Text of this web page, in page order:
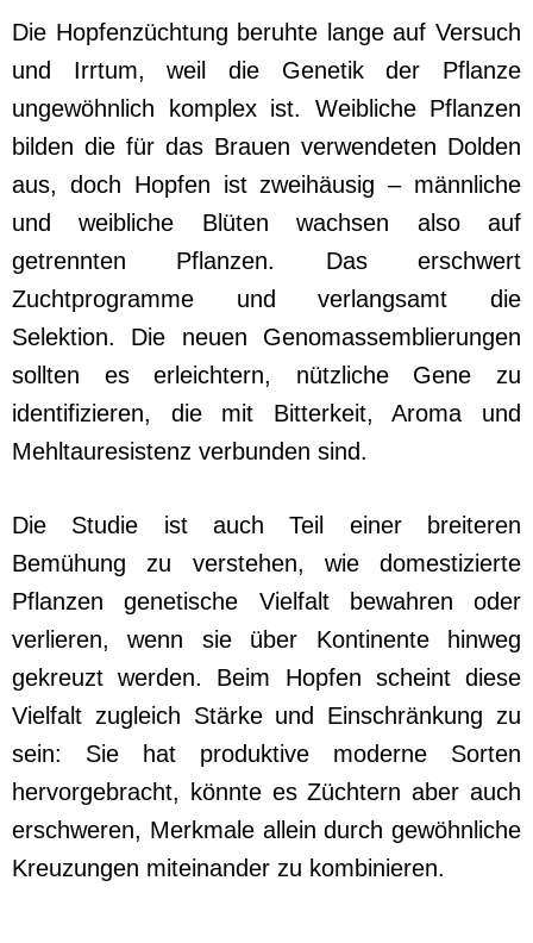
Die Hopfenzüchtung beruhte lange auf Versuch
und Irrtum, weil die Genetik der Pflanze
ungewöhnlich komplex ist. Weibliche Pflanzen
bilden die für das Brauen verwendeten Dolden
aus, doch Hopfen ist zweihäusig – männliche
und weibliche Blüten wachsen also auf
getrennten Pflanzen. Das erschwert
Zuchtprogramme und verlangsamt die
Selektion. Die neuen Genomassemblierungen
sollten es erleichtern, nützliche Gene zu
identifizieren, die mit Bitterkeit, Aroma und
Mehltauresistenz verbunden sind.
Die Studie ist auch Teil einer breiteren
Bemühung zu verstehen, wie domestizierte
Pflanzen genetische Vielfalt bewahren oder
verlieren, wenn sie über Kontinente hinweg
gekreuzt werden. Beim Hopfen scheint diese
Vielfalt zugleich Stärke und Einschränkung zu
sein: Sie hat produktive moderne Sorten
hervorgebracht, könnte es Züchtern aber auch
erschweren, Merkmale allein durch gewöhnliche
Kreuzungen miteinander zu kombinieren.